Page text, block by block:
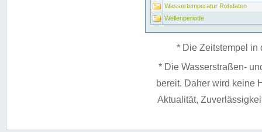
Wassertemperatur Rohdaten
Wellenperiode
* Die Zeitstempel in
* Die Wasserstraßen-
bereit. Daher wird keine
Aktualität,